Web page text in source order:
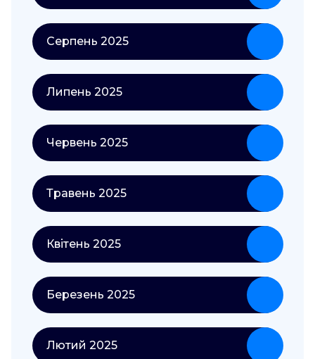
Серпень 2025
Липень 2025
Червень 2025
Травень 2025
Квітень 2025
Березень 2025
Лютий 2025